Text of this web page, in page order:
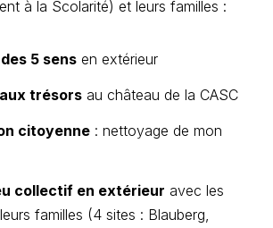
à la Scolarité) et leurs familles :
5 sens en extérieur
trésors au château de la CASC
citoyenne : nettoyage de mon
collectif en extérieur avec les
familles (4 sites : Blauberg,